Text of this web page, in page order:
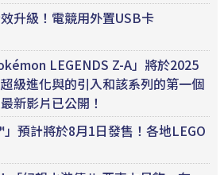
升級！電競用外置USB卡
LEGENDS Z-A」將於2025
級進化與的引入和該系列的第一個
新影片已公開！
」預計將於8月1日發售！各地LEGO